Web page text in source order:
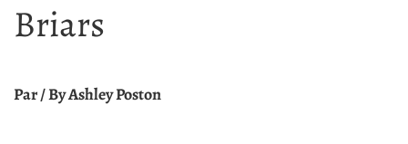
Briars
Par / By Ashley Poston